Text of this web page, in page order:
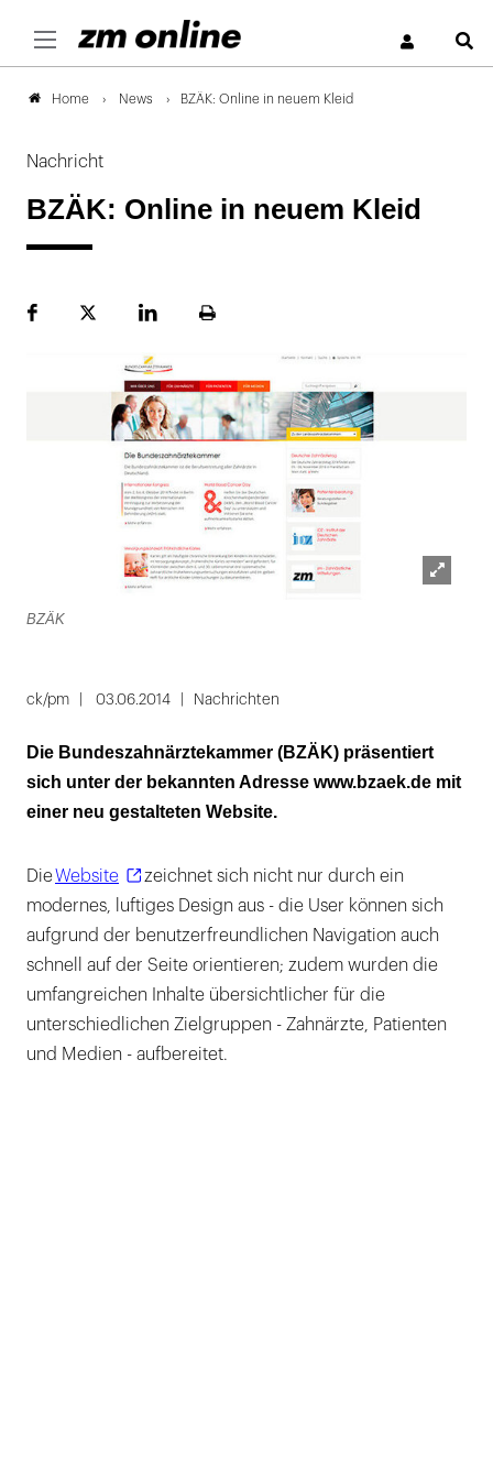
Home News BZÄK: Online in neuem Kleid
Nachricht
BZÄK: Online in neuem Kleid
FacebookPlattformLinekdInSeite
BZÄK
ck/pm 03.06.2014 Nachrichten
Die Bundeszahnärztekammer (BZÄK) präsentiert
sich unter der bekannten Adresse www.bzaek.de mit
einer neu gestalteten Website.
DieWebsite
zeichnet sich nicht nur durch ein
modernes, luftiges Design aus - die User können sich
aufgrund der benutzerfreundlichen Navigation auch
schnell auf der Seite orientieren; zudem wurden die
umfangreichen Inhalte übersichtlicher für die
unterschiedlichen Zielgruppen - Zahnärzte, Patienten
und Medien - aufbereitet.